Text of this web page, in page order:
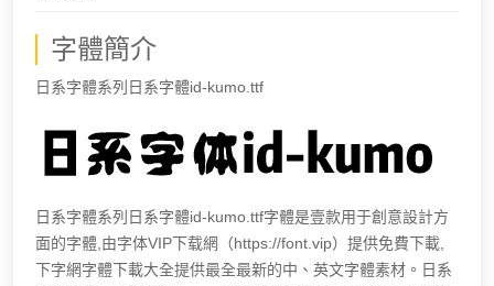
字體簡介
日系字體系列日系字體id-kumo.ttf
日系字體系列日系字體id-kumo.ttf字體是壹款用于創意設計方
面的字體,由字体VIP下载網（https://font.vip）提供免費下載,
下字網字體下載大全提供最全最新的中、英文字體素材。日系